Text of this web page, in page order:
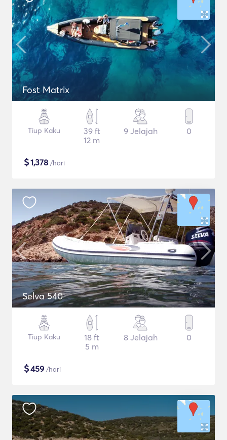
Fost Matrix
Tiup Kaku
39 ft
12 m
9 Jelajah 0
$1,378 /hari
Selva 540
Tiup Kaku
18 ft
5 m
8 Jelajah 0
$459 /hari